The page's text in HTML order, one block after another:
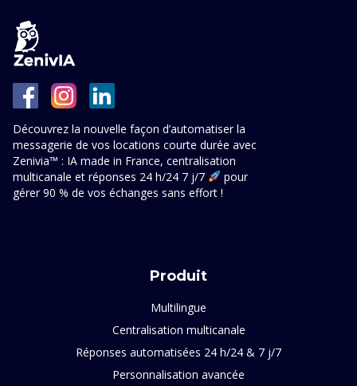
Découvrez la nouvelle façon d’automatiser la
messagerie de vos locations courte durée avec
Zenivia™ : IA made in France, centralisation
multicanale et réponses 24 h/24 7 j/7
pour
gérer 90 % de vos échanges sans effort !
Produit
Multilingue
Centralisation multicanale
Réponses automatisées 24 h/24 & 7 j/7
Personnalisation avancée